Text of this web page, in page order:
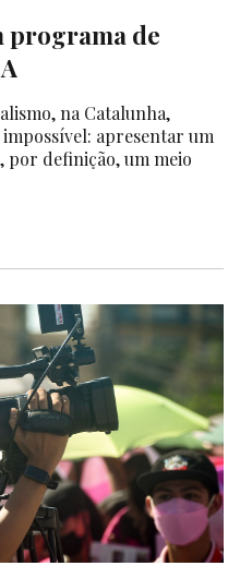
programa de
na Catalunha,
apresentar um
por definição, um meio